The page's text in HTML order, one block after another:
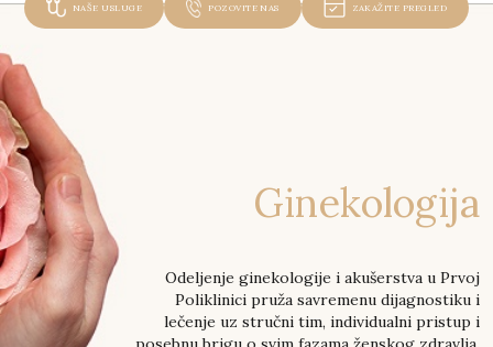
NAŠE USLUGE POZOVITE NAS ZAKAŽITE PREGLED
Ginekologija
Odeljenje ginekologije i akušerstva u Prvoj
Poliklinici pruža savremenu dijagnostiku i
lečenje uz stručni tim, individualni pristup i